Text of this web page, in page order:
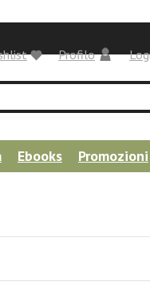
Profilo
Ebooks Promozioni